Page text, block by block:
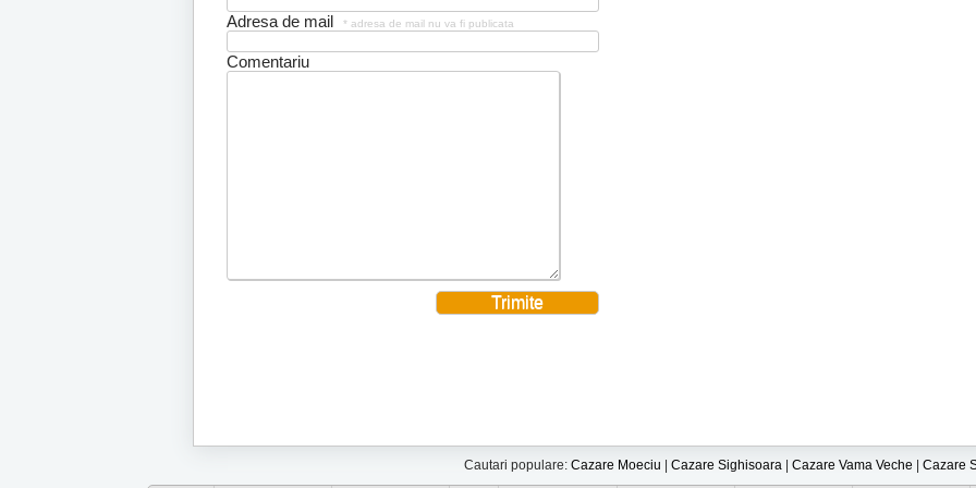
Adresa de mail * adresa de mail nu va fi publicata
Comentariu
Cautari populare: Cazare Moeciu Cazare Sighisoara Cazare Vama Veche Cazare